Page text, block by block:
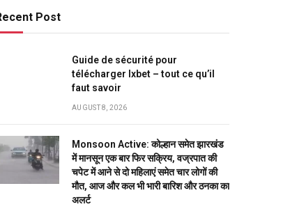
Post
Guide de sécurité pour
télécharger Ixbet – tout ce qu’il
faut savoir
AUGUST 8, 2026
Monsoon Active: कोल्हान समेत झारखंड
में मानसून एक बार फिर सक्रिय, वज्रपात की
चपेट में आने से दो महिलाएं समेत चार लोगों की
मौत, आज और कल भी भारी बारिश और ठनका का
अलर्ट